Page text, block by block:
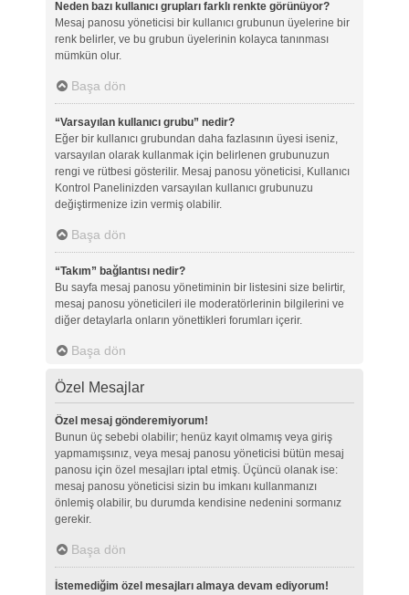
Neden bazı kullanıcı grupları farklı renkte görünüyor?
Mesaj panosu yöneticisi bir kullanıcı grubunun üyelerine bir
renk belirler, ve bu grubun üyelerinin kolayca tanınması
mümkün olur.
Başa dön
“Varsayılan kullanıcı grubu” nedir?
Eğer bir kullanıcı grubundan daha fazlasının üyesi iseniz,
varsayılan olarak kullanmak için belirlenen grubunuzun
rengi ve rütbesi gösterilir. Mesaj panosu yöneticisi, Kullanıcı
Kontrol Panelinizden varsayılan kullanıcı grubunuzu
değiştirmenize izin vermiş olabilir.
Başa dön
“Takım” bağlantısı nedir?
Bu sayfa mesaj panosu yönetiminin bir listesini size belirtir,
mesaj panosu yöneticileri ile moderatörlerinin bilgilerini ve
diğer detaylarla onların yönettikleri forumları içerir.
Başa dön
Özel Mesajlar
Özel mesaj gönderemiyorum!
Bunun üç sebebi olabilir; henüz kayıt olmamış veya giriş
yapmamışsınız, veya mesaj panosu yöneticisi bütün mesaj
panosu için özel mesajları iptal etmiş. Üçüncü olanak ise:
mesaj panosu yöneticisi sizin bu imkanı kullanmanızı
önlemiş olabilir, bu durumda kendisine nedenini sormanız
gerekir.
Başa dön
İstemediğim özel mesajları almaya devam ediyorum!